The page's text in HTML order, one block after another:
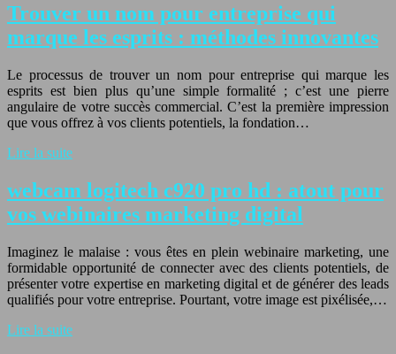
Trouver un nom pour entreprise qui
marque les esprits : méthodes innovantes
Le processus de trouver un nom pour entreprise qui marque les
esprits est bien plus qu’une simple formalité ; c’est une pierre
angulaire de votre succès commercial. C’est la première impression
que vous offrez à vos clients potentiels, la fondation…
Lire la suite
webcam logitech c920 pro hd : atout pour
vos webinaires marketing digital
Imaginez le malaise : vous êtes en plein webinaire marketing, une
formidable opportunité de connecter avec des clients potentiels, de
présenter votre expertise en marketing digital et de générer des leads
qualifiés pour votre entreprise. Pourtant, votre image est pixélisée,…
Lire la suite